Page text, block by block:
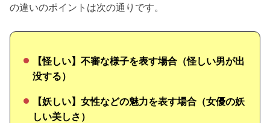
の違いのポイントは次の通りです。
【怪しい】不審な様子を表す場合（怪しい男が出
没する）
【妖しい】女性などの魅力を表す場合（女優の妖
しい美しさ）